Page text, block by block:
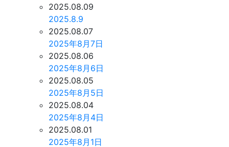
2025.08.09
2025.8.9
2025.08.07
2025年8月7日
2025.08.06
2025年8月6日
2025.08.05
2025年8月5日
2025.08.04
2025年8月4日
2025.08.01
2025年8月1日